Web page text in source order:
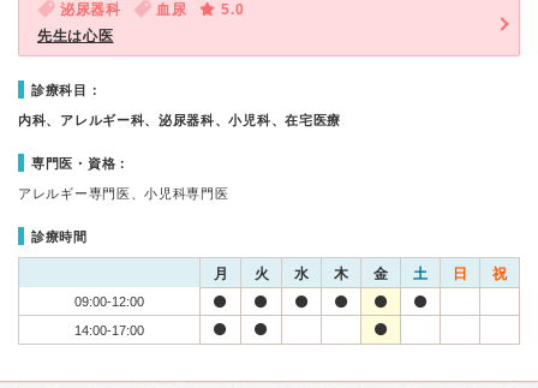
泌尿器科 血尿
5.0
先生は心医
診療科目：
内科、アレルギー科、泌尿器科、小児科、在宅医療
専門医・資格：
アレルギー専門医、小児科専門医
診療時間
月 火 水 木 金 土 日 祝
09:00-12:00
14:00-17:00